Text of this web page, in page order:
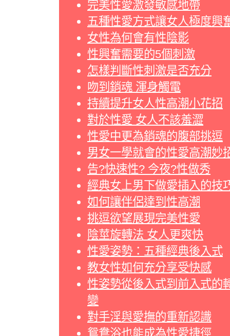
完美性愛激發敏感地帶
五種性愛方式讓女人極度興
女性為何會有性陰影
性興奮需要的5個刺激
怎樣判斷性刺激是否充分
吻到銷魂 渾身觸電
持續提升女人性高潮小花招
對於性愛 女人不該羞澀
性愛中更為銷魂的腹部挑逗
男女一學就會的性愛高潮妙
告?快速性? 今夜?性做秀
經典女上男下做愛插入的技
如何讓伴侶達到性高潮
挑逗欲望展現完美性愛
陰莖旋轉法 女人更爽快
性愛姿勢：五種經典後入式
教女性如何充分享受快感
性姿勢從後入式到前入式的
變
對手淫與愛撫的重新認識
鴛鴦浴也能成為性愛捷徑